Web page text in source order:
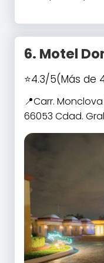
6. Motel
4.3/5(Más de
Carr. Monclova
66053 Cdad.